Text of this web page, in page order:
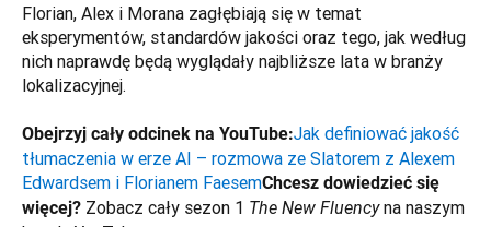
Florian, Alex i Morana zagłębiają się w temat
eksperymentów, standardów jakości oraz tego, jak według
nich naprawdę będą wyglądały najbliższe lata w branży
lokalizacyjnej.
Obejrzyj cały odcinek na YouTube:Jak definiować jakość
tłumaczenia w erze AI – rozmowa ze Slatorem z Alexem
Edwardsem i Florianem FaesemChcesz dowiedzieć się
więcej? Zobacz cały sezon 1 The New Fluency na naszym